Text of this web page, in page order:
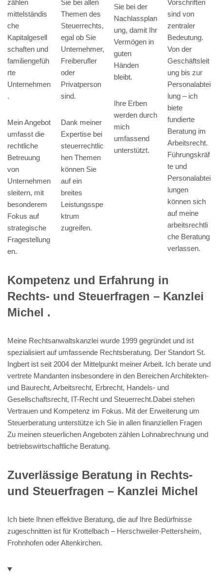
zählen
mittelständis
che
Kapitalgesell
schaften und
familiengefüh
rte
Unternehmen
.
Mein Angebot
umfasst die
rechtliche
Betreuung
von
Unternehmen
sleitern, mit
besonderem
Fokus auf
strategische
Fragestellung
en.
Sie bei allen
Themen des
Steuerrechts,
egal ob Sie
Unternehmer,
Freiberufler
oder
Privatperson
sind.
Dank meiner
Expertise bei
steuerrechtlic
hen Themen
können Sie
auf ein
breites
Leistungsspe
ktrum
zugreifen.
Sie bei der
Nachlassplan
ung, damit Ihr
Vermögen in
guten
Händen
bleibt.
Ihre Erben
werden durch
mich
umfassend
unterstützt.
Vorschriften
sind von
zentraler
Bedeutung.
Von der
Geschäftsleit
ung bis zur
Personalabtei
lung – ich
biete
fundierte
Beratung im
Arbeitsrecht.
Führungskräf
te und
Personalabtei
lungen
können sich
auf meine
arbeitsrechtli
che Beratung
verlassen.
Kompetenz und Erfahrung in
Rechts- und Steuerfragen – Kanzlei
Michel .
Meine Rechtsanwaltskanzlei wurde 1999 gegründet und ist
spezialisiert auf umfassende Rechtsberatung. Der Standort St.
Ingbert ist seit 2004 der Mittelpunkt meiner Arbeit. Ich berate und
vertrete Mandanten insbesondere in den Bereichen Architekten-
und Baurecht, Arbeitsrecht, Erbrecht, Handels- und
Gesellschaftsrecht, IT-Recht und Steuerrecht.Dabei stehen
Vertrauen und Kompetenz im Fokus. Mit der Erweiterung um
Steuerberatung unterstütze ich Sie in allen finanziellen Fragen
Zu meinen steuerlichen Angeboten zählen Lohnabrechnung und
betriebswirtschaftliche Beratung.
Zuverlässige Beratung in Rechts-
und Steuerfragen – Kanzlei Michel
Ich biete Ihnen effektive Beratung, die auf Ihre Bedürfnisse
zugeschnitten ist für Krottelbach – Herschweiler-Pettersheim,
Frohnhofen oder Altenkirchen.